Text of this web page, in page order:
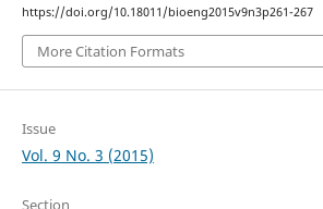
https://doi.org/10.18011/bioeng2015v9n3p261-267
More Citation Formats
Issue
Vol. 9 No. 3 (2015)
Section